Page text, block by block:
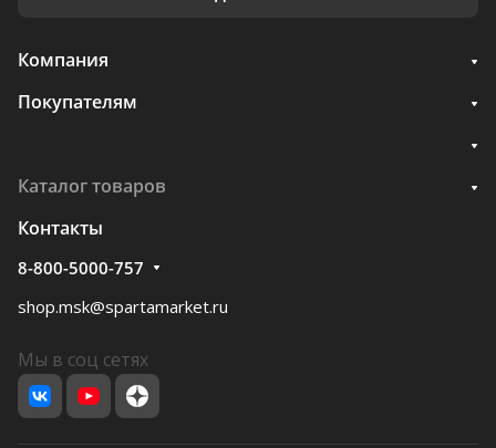
Компания
Покупателям
Каталог товаров
Контакты
8-800-5000-757
shop.msk@spartamarket.ru
Мы в соц сетях